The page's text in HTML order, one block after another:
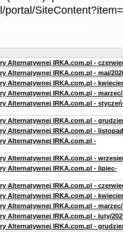
portal/
Alternatywnej IRKA.com.pl -
Alternatywnej IRKA.com.pl - maj/
Alternatywnej IRKA.com.pl -
Alternatywnej IRKA.com.pl - marzec/
Alternatywnej IRKA.com.pl -
Alternatywnej IRKA.com.pl -
Alternatywnej IRKA.com.pl -
Alternatywnej IRKA.com.pl -
Alternatywnej IRKA.com.pl -
Alternatywnej IRKA.com.pl - lipiec-
Alternatywnej IRKA.com.pl -
Alternatywnej IRKA.com.pl -
Alternatywnej IRKA.com.pl - marzec/
Alternatywnej IRKA.com.pl - luty/
Alternatywnej IRKA.com.pl -